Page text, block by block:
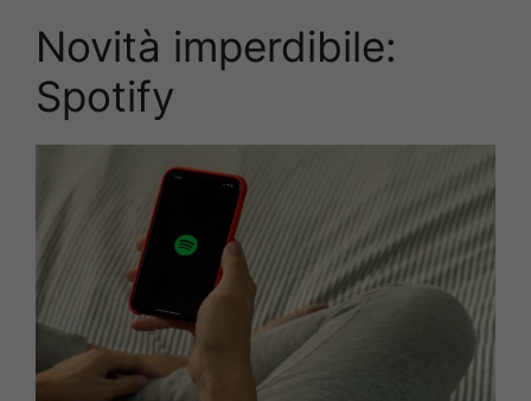
Novità imperdibile:
Spotify